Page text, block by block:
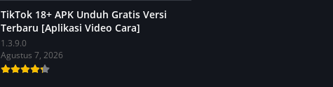
TikTok 18+ APK Unduh Gratis Versi
Terbaru [Aplikasi Video Cara]
1.3.9.0
Agustus 7, 2026